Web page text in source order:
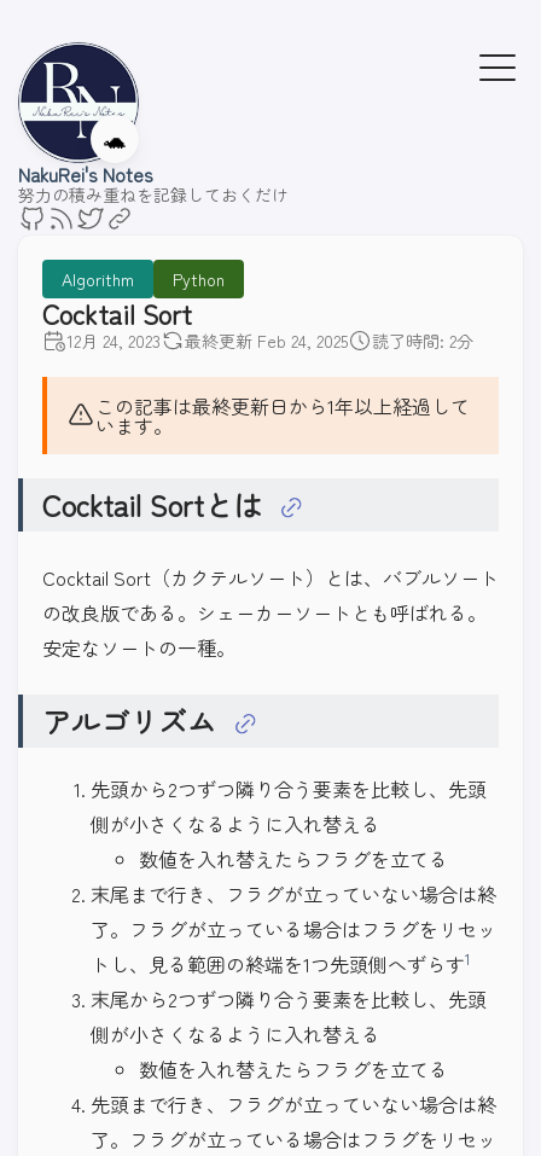
🐢
NakuRei's Notes
努力の積み重ねを記録しておくだけ
Algorithm Python
Cocktail Sort
12月 24, 2023 最終更新 Feb 24, 2025 読了時間: 2分
この記事は最終更新日から1年以上経過して
います。
Cocktail Sortとは
Cocktail Sort（カクテルソート）とは、バブルソート
の改良版である。シェーカーソートとも呼ばれる。
安定なソートの一種。
アルゴリズム
先頭から2つずつ隣り合う要素を比較し、先頭
側が小さくなるように入れ替える
数値を入れ替えたらフラグを立てる
末尾まで行き、フラグが立っていない場合は終
了。フラグが立っている場合はフラグをリセッ
トし、見る範囲の終端を1つ先頭側へずらす1
末尾から2つずつ隣り合う要素を比較し、先頭
側が小さくなるように入れ替える
数値を入れ替えたらフラグを立てる
先頭まで行き、フラグが立っていない場合は終
了。フラグが立っている場合はフラグをリセッ